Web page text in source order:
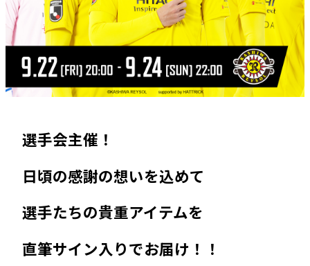
選手会主催！
日頃の感謝の想いを込めて
選手たちの貴重アイテムを
直筆サイン入りでお届け！！